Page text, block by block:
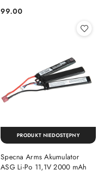
Cena:
99.00
Specna Arms Akumulator
ASG Li-Po 11,1V 2000 mAh
PRODUKT NIEDOSTĘPNY